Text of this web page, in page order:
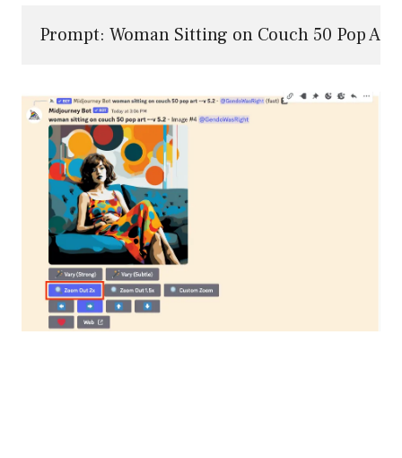
Prompt: Woman Sitting on Couch 50 Pop Art